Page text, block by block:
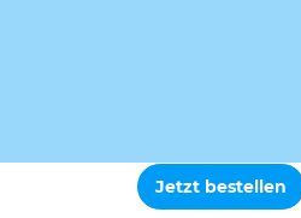
Jetzt bestellen